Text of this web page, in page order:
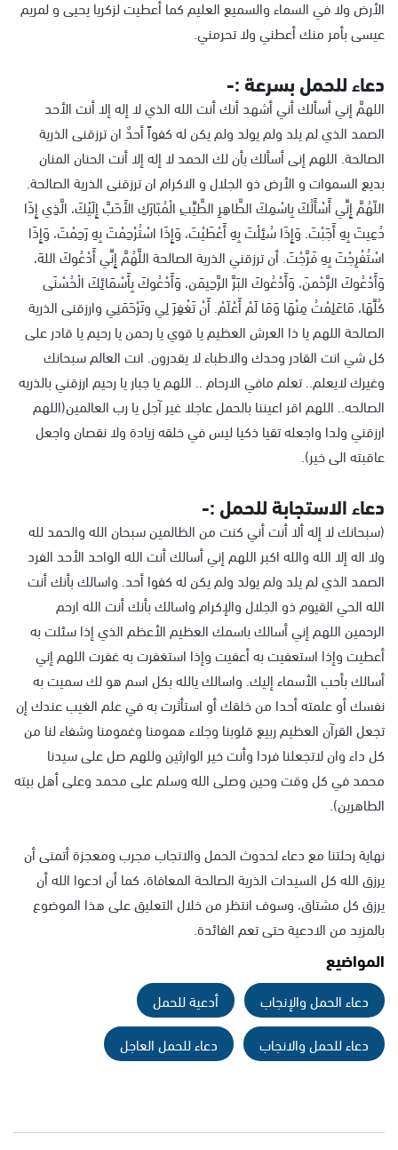
الأرض ولا في السماء والسميع العليم كما أعطيت لزكريا يحيى و لمريم
عيسى بأمر منك أعطني ولا تحرمني.
دعاء للحمل بسرعة :-
اللهمَّ إني أسألك أني أشهد أنك أنت الله الذي لا إله إلا أنت الأحد
الصمد الذي لم يلد ولم يولد ولم يكن له كفواً أحدٌ ان ترزقنى الذرية
الصالحة. اللهم إنى أسألك بأن لك الحمد لا إله إلا أنت الحنان المنان
بديع السموات و الأرض ذو الجلال و الاكرام ان ترزقنى الذرية الصالحة.
اللّهُمَّ إِنِّي أَسْأَلُكَ بِاسْمِكَ الطَّاهِرِ الطَّيِّبِ الْمُبَارَكِ الأَحَبَّ إِلَيْكَ، الَّذِي إِذَا
دُعِيتَ بِهِ أَجَبْتَ. وَإِذَا سُئِلْتَ بِهِ أَعْطَيْتَ، وَإِذَا اسْتُرْحِمْتَ بِهِ رَحِمْتَ، وَإِذَا
اسْتُفْرِجْتَ بِهِ فَرَّجْتَ. أن ترزقني الذرية الصالحة اللَّهُمَّ إِنِّي أَدْعُوكَ اللهَ،
وَأَدْعُوكَ الرَّحْمنَ، وَأَدْعُوكَ البَرَّ الرَّحِيمَن، وَأَدْعُوكَ بِأَسْمَائِكَ الْحُسْنَى
كُلِّهَا، مَاعَلِمْتُ مِنْهَا وَمَا لَمْ أَعْلَمْ. أَنْ تَغْفِرَ لِي وتَرْحَمَنِي وارزقنى الذرية
الصالحة اللهم يا ذا العرش العظيم يا قوي يا رحمن يا رحيم يا قادر على
كل شي انت القادر وحدك والاطباء لا يقدرون. انت العالم سبحانك
وغيرك لايعلم.. تعلم مافي الارحام .. اللهم يا جبار يا رحيم ارزقني بالذريه
الصالحه.. اللهم اقر اعيننا بالحمل عاجلا غير آجل يا رب العالمين(اللهم
ارزقني ولدا واجعله تقيا ذكيا ليس في خلقه زيادة ولا نقصان واجعل
عاقبته الى خير).
دعاء الاستجابة للحمل :-
(سبحانك لا إله ألا أنت أني كنت من الظالمين سبحان الله والحمد لله
ولا اله إلا الله والله اكبر اللهم إني أسالك أنت الله الواحد الأحد الفرد
الصمد الذي لم يلد ولم يولد ولم يكن له كفوا أحد. واسالك بأنك أنت
الله الحي القيوم ذو الجلال والإكرام واسالك بأنك أنت الله ارحم
الرحمين اللهم إني أسالك باسمك العظيم الأعظم الذي إذا سئلت به
أعطيت وإذا استعفيت به أعفيت وإذا استغفرت به غفرت اللهم إني
أسالك بأحب الأسماء إليك. واسالك يالله بكل اسم هو لك سميت به
نفسك أو علمته أحدا من خلقك أو استأثرت به في علم الغيب عندك إن
تجعل القرآن العظيم ربيع قلوبنا وجلاء همومنا وغمومنا وشفاء لنا من
كل داء وان لاتجعلنا فردا وأنت خير الوارثين وللهم صل على سيدنا
محمد في كل وقت وحين وصلى الله وسلم على محمد وعلى أهل بيته
الطاهرين).
نهاية رحلتنا مع دعاء لحدوث الحمل والانجاب مجرب ومعجزة أتمنى أن
يرزق الله كل السيدات الذرية الصالحة المعافاة، كما أن ادعوا الله أن
يرزق كل مشتاق، وسوف انتظر من خلال التعليق على هذا الموضوع
بالمزيد من الادعية حتى تعم الفائدة.
المواضيع
دعاء الحمل والإنجاب
أدعية للحمل
دعاء للحمل والانجاب
دعاء للحمل العاجل